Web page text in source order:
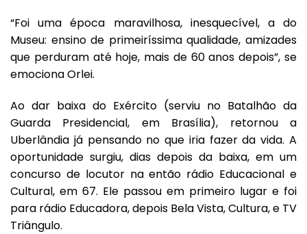
“Foi uma época maravilhosa, inesquecível, a do
Museu: ensino de primeiríssima qualidade, amizades
que perduram até hoje, mais de 60 anos depois”, se
emociona Orlei.
Ao dar baixa do Exército (serviu no Batalhão da
Guarda Presidencial, em Brasília), retornou a
Uberlândia já pensando no que iria fazer da vida. A
oportunidade surgiu, dias depois da baixa, em um
concurso de locutor na então rádio Educacional e
Cultural, em 67. Ele passou em primeiro lugar e foi
para rádio Educadora, depois Bela Vista, Cultura, e TV
Triângulo.